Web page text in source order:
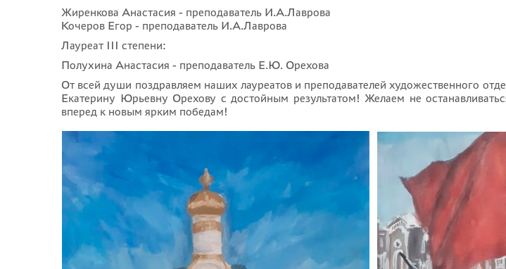
Жиренкова Анастасия - преподаватель И.А.Лаврова
Кочеров Егор - преподаватель И.А.Лаврова
Лауреат III степени:
Полухина Анастасия - преподаватель Е.Ю. Орехова
От всей души поздравляем наших лауреатов и преподавателей художественного
Екатерину Юрьевну Орехову с достойным результатом! Желаем не
вперед к новым ярким победам!